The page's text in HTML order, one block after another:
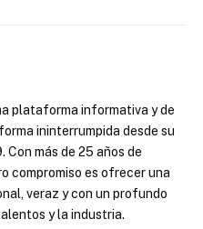
plataforma informativa y de
ininterrumpida desde su
Con más de 25 años de
compromiso es ofrecer una
veraz y con un profundo
y la industria.